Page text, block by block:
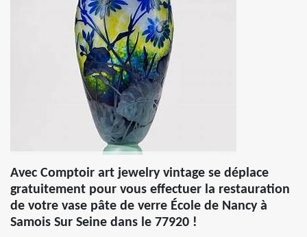
Avec Comptoir art jewelry vintage se déplace
gratuitement pour vous effectuer la restauration
de votre vase pâte de verre École de Nancy à
Samois Sur Seine dans le 77920 !